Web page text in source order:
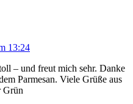
13:24
– und freut mich sehr. Danke
Parmesan. Viele Grüße aus
Grün